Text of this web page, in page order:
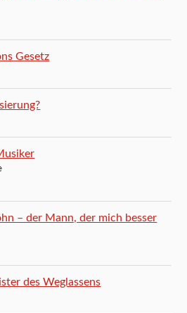
Gesetz
– der Mann, der mich besser
des Weglassens